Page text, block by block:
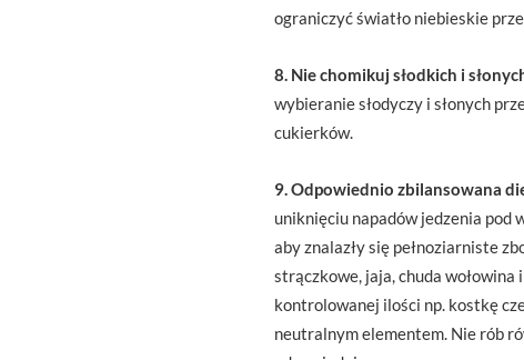
ograniczyć światło niebieskie
8. Nie chomikuj słodkich i
wybieranie słodyczy i słonych
cukierków.
9. Odpowiednio zbilansowana
uniknięciu napadów jedzenia pod
aby znalazły się pełnoziarniste
strączkowe, jaja, chuda
kontrolowanej ilości np. kostkę
neutralnym elementem. Nie rób